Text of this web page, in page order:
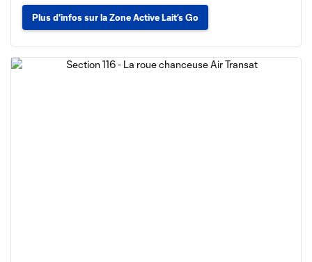
Plus d'infos sur la Zone Active Lait’s Go